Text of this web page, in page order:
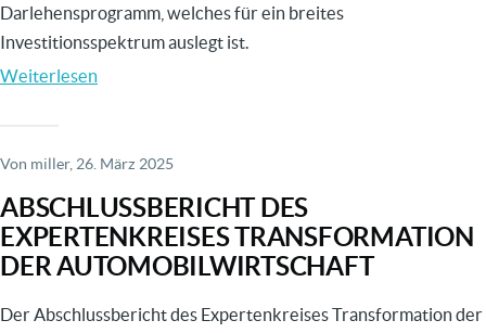
Darlehensprogramm, welches für ein breites
Investitionsspektrum auslegt ist.
Weiterlesen
„NRW.BANK.Invest
Zukunft“
Von miller, 26. März 2025
ABSCHLUSSBERICHT DES
EXPERTENKREISES TRANSFORMATION
DER AUTOMOBILWIRTSCHAFT
Der Abschlussbericht des Expertenkreises Transformation der